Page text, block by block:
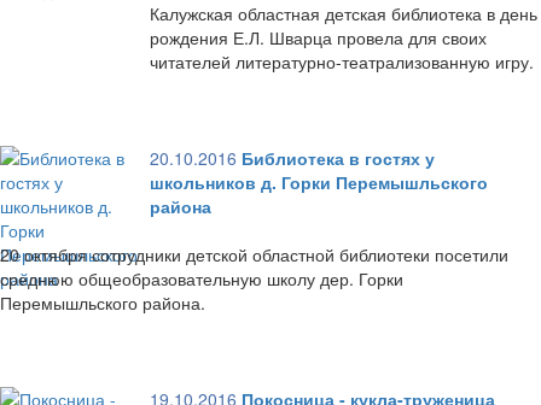
Калужская областная детская библиотека в день
рождения Е.Л. Шварца провела для своих
читателей литературно-театрализованную игру.
20.10.2016 Библиотека в гостях у
школьников д. Горки Перемышльского
района
20 октября сотрудники детской областной библиотеки посетили
среднюю общеобразовательную школу дер. Горки
Перемышльского района.
19.10.2016 Покосница - кукла-труженица